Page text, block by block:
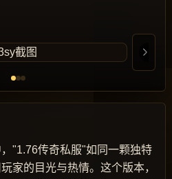
"1.76传奇私服"如同一颗独特
家的目光与热情。这个版本，